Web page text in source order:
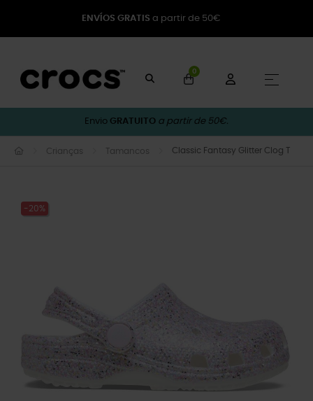
ENVÍOS GRATIS a partir de 50€
0
☰
Envio GRATUITO a partir de 50€.
Crianças Tamancos Classic Fantasy Glitter Clog T
-20%